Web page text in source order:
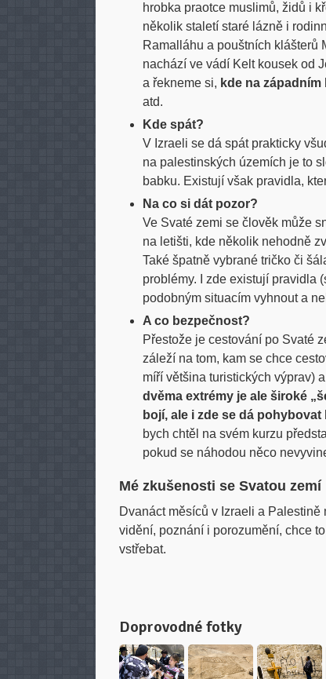
hrobka praotce muslimů, židů i
několik staletí staré lázně i
Ramalláhu a pouštních klášterů
nachází ve vádí Kelt kousek od
a řekneme si, kde na
atd.
Kde spát?
V Izraeli se dá spát prakticky
na palestinských územích je to
babku. Existují však pravidla,
Na co si dát pozor?
Ve Svaté zemi se člověk může
na letišti, kde několik nehodně
Také špatně vybrané tričko či
problémy. I zde existují pravidla
podobným situacím vyhnout a
A co bezpečnost?
Přestože je cestování po Svaté
záleží na tom, kam se chce
míří většina turistických výprav)
dvěma extrémy je ale široké
bojí, ale i zde se dá
bych chtěl na svém kurzu
pokud se náhodou něco
Mé zkušenosti se Svatou zemí
Dvanáct měsíců v Izraeli a
vidění, poznání i porozumění, chce
vstřebat.
Doprovodné fotky